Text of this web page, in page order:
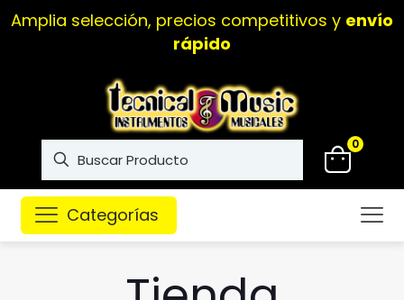
Amplia selección, precios competitivos y envío
rápido
0
Categorías